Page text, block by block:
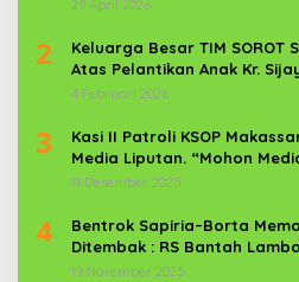
29 April 2026
2
Keluarga Besar TIM SOROT
Atas Pelantikan Anak Kr.
News Com Sebagai Prajurit
4 Februari 2026
3
Kasi II Patroli KSOP
Media Liputan. “Mohon
11 Desember 2025
4
Bentrok Sapiria–Borta
Ditembak : RS Bantah
Aparat TNI-POLRI Dikerahkan
19 November 2025